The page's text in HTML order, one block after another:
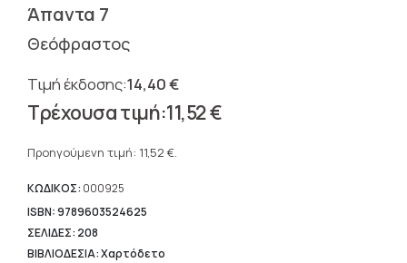
Άπαντα 7
Θεόφραστος
14,40€
Original
price
14,40 €.
11,52€
τρέχουσα
είναι:
11,52 €.
Προηγούμενη τιμή: 11,52 €.
ΚΩΔΙΚΟΣ: 000925
ISBN: 9789603524625
ΣΕΛΙΔΕΣ: 208
ΒΙΒΛΙΟΔΕΣΙΑ: Χαρτόδετο